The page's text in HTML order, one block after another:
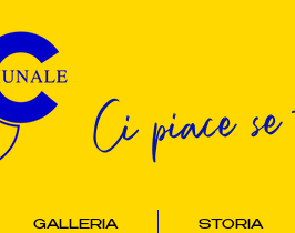
Ci piace
GALLERIA STORIA